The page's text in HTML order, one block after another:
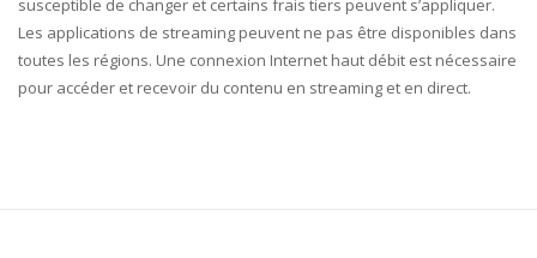
susceptible de changer et certains frais tiers peuvent s’appliquer.
Les applications de streaming peuvent ne pas être disponibles dans
toutes les régions. Une connexion Internet haut débit est nécessaire
pour accéder et recevoir du contenu en streaming et en direct.